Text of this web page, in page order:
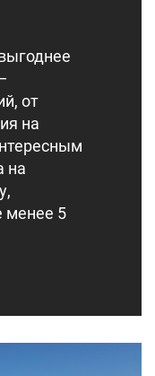
от
на
на
менее 5